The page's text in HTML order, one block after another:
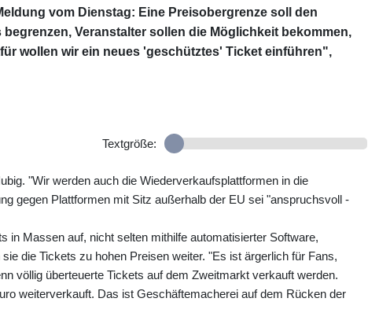
vom Dienstag: Eine Preisobergrenze soll den
Veranstalter sollen die Möglichkeit bekommen,
wollen wir ein neues 'geschütztes' Ticket einführen",
Textgröße:
"Wir werden auch die Wiederverkaufsplattformen in die
gegen Plattformen mit Sitz außerhalb der EU sei "anspruchsvoll -
in Massen auf, nicht selten mithilfe automatisierter Software,
die Tickets zu hohen Preisen weiter. "Es ist ärgerlich für Fans,
völlig überteuerte Tickets auf dem Zweitmarkt verkauft werden.
weiterverkauft. Das ist Geschäftemacherei auf dem Rücken der